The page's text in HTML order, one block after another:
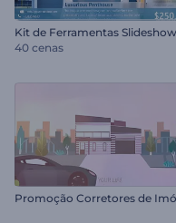
40 cenas
Promoção Corretores de